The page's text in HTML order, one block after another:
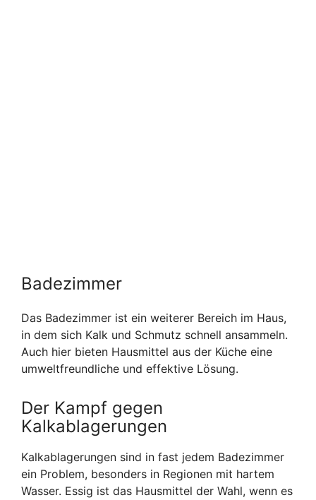
Badezimmer
Das Badezimmer ist ein weiterer Bereich im Haus,
in dem sich Kalk und Schmutz schnell ansammeln.
Auch hier bieten Hausmittel aus der Küche eine
umweltfreundliche und effektive Lösung.
Der Kampf gegen
Kalkablagerungen
Kalkablagerungen sind in fast jedem Badezimmer
ein Problem, besonders in Regionen mit hartem
Wasser. Essig ist das Hausmittel der Wahl, wenn es